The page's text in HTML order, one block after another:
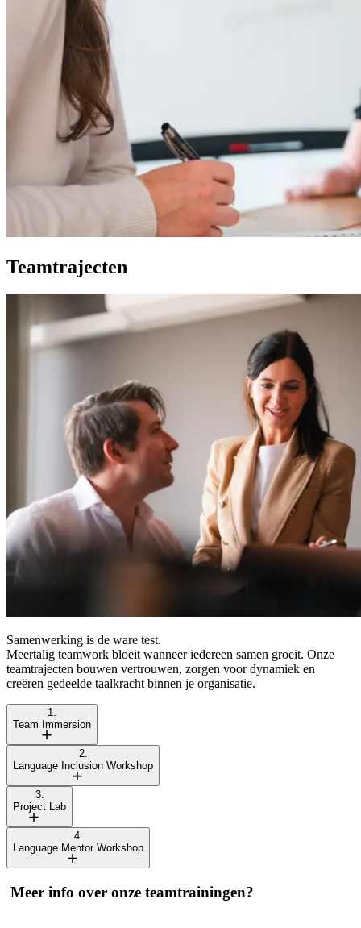
Teamtrajecten
Samenwerking is de ware test.
Meertalig teamwork bloeit wanneer iedereen samen groeit. Onze
teamtrajecten bouwen vertrouwen, zorgen voor dynamiek en
creëren gedeelde taalkracht binnen je organisatie.
1.
Team Immersion
2.
Language Inclusion Workshop
3.
Project Lab
4.
Language Mentor Workshop
Meer info over onze teamtrainingen?